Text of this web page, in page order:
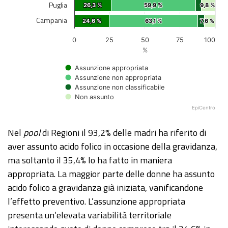
%
9,8 %
9,8 %
7,6 %
7,6 %
59,9 %
59,9 %
63,1 %
63,1 %
26,3 %
26,3 %
24,6 %
24,6 %
Assunzione appropriata
Assunzione non appropriata
Assunzione non classificabile
Non assunto
0 100
25 50 75
Puglia
Campania
EpiCentro
Nel pooldi Regioni il 93,2% delle madri ha riferito di
aver assunto acido folico in occasione della gravidanza,
ma soltanto il 35,4% lo ha fatto in maniera
appropriata. La maggior parte delle donne ha assunto
acido folico a gravidanza già iniziata, vanificandone
l’effetto preventivo. L’assunzione appropriata
presenta un’elevata variabilità territoriale